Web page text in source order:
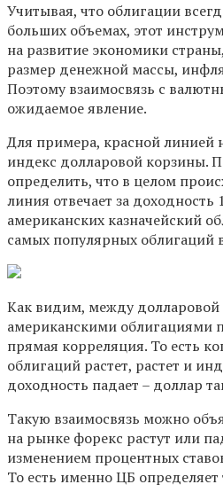
Учитывая, что облигации
больших объемах, этот
на развитие экономики
размер денежной массы,
Поэтому взаимосвязь с
ожидаемое явление.
Для примера, красной линией
индекс долларовой корзины.
определить, что в целом
линия отвечает за доходность
американских казначейский
самых популярных облигаций
Как видим, между долларовой
американскими облигациями
прямая корреляция. То есть
облигаций растет, растет и
доходность падает – доллар
Такую взаимосвязь можно
на рынке форекс растут или
изменением процентных
То есть именно ЦБ определяет